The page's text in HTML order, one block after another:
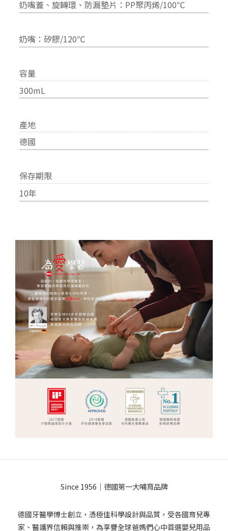
奶嘴蓋、旋轉環、防漏墊片：PP聚丙烯/100℃
奶嘴：矽膠/120℃
容量
300mL
產地
德國
保存期限
10年
Since 1956｜德國第一大哺育品牌
德國牙醫學博士創立，憑極佳科學設計與品質，受各國育兒專
家、醫護界信賴與推崇，為享譽全球爸媽們心中首選嬰兒用品